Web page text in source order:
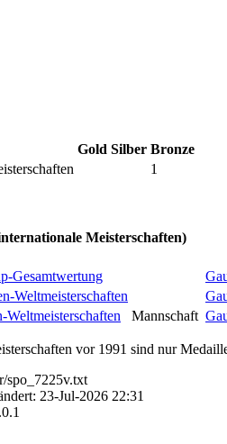
Gold Silber Bronze
1
Meisterschaften)
Gesamtwertung
Weltmeisterschaften
Weltmeisterschaften Mannschaft
vor 1991 sind nur
spo_7225v.txt
23-Jul-2026 22:31